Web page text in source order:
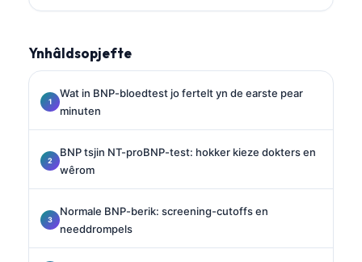
Ynhâldsopjefte
Wat in BNP-bloedtest jo fertelt yn de earste pear
minuten
BNP tsjin NT-proBNP-test: hokker kieze dokters en
wêrom
Normale BNP-berik: screening-cutoffs en
needdrompels